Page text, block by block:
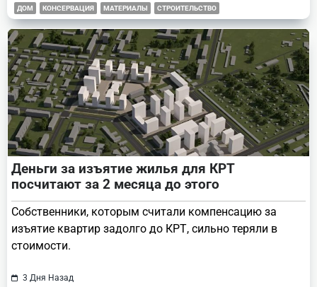
ДОМ КОНСЕРВАЦИЯ МАТЕРИАЛЫ СТРОИТЕЛЬСТВО
Деньги за изъятие жилья для КРТ
посчитают за 2 месяца до этого
Собственники, которым считали компенсацию за
изъятие квартир задолго до КРТ, сильно теряли в
стоимости.
3 Дня Назад